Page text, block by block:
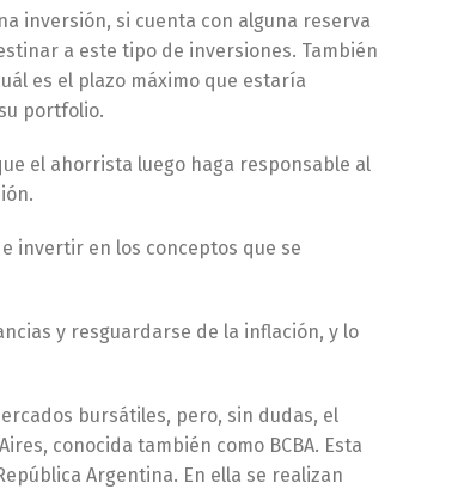
inversión, si cuenta con alguna reserva
a este tipo de inversiones. También
es el plazo máximo que estaría
portfolio.
el ahorrista luego haga responsable al
invertir en los conceptos que se
y resguardarse de la inflación, y lo
bursátiles, pero, sin dudas, el
conocida también como BCBA. Esta
Argentina. En ella se realizan